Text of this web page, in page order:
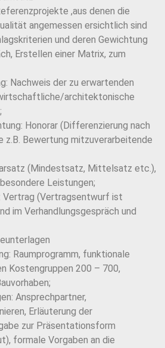
,aus denen die
angemessen ersichtlich sind
und deren Gewichtung
Erstellen einer Matrix, zum
Nachweis der zu erwartenden
architektonische
Honorar (Differenzierung nach
z.B. Bewertung mitzuverarbeitende
(Mindestsatz, Mittelsatz etc.),
Leistungen;
Vertrag (Vertragsentwurf ist
im Verhandlungsgespräch und
Raumprogramm, funktionale
Kostengruppen 200 – 700,
Ansprechpartner,
Erläuterung der
zur Präsentationsform
formale Vorgaben an die